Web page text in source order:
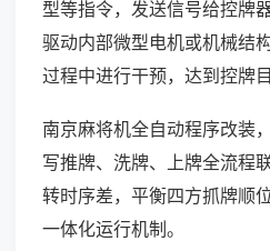
型等指令，发送信号给控牌
驱动内部微型电机或机械结
过程中进行干预，达到控牌目
南京麻将机全自动程序改装
写推牌、洗牌、上牌全流程
转时序差，平衡四方抓牌顺
一体化运行机制。